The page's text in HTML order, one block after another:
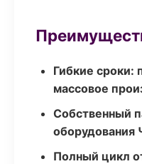
Гибкие сроки:
массовое
Собственный
оборудования
Полный цикл